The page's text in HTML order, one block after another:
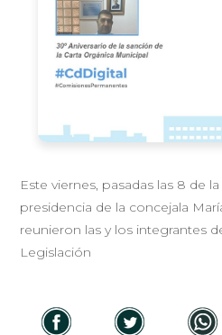
Este viernes, pasadas las 8 de
presidencia de la concejala
reunieron las y los integrantes
Legislación